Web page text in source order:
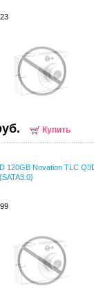
Купить
120GB Novation TLC